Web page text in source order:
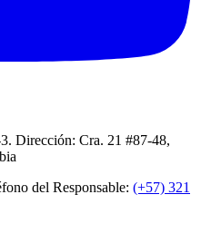
Dirección: Cra. 21 #87-48,
del Responsable: (+57) 321